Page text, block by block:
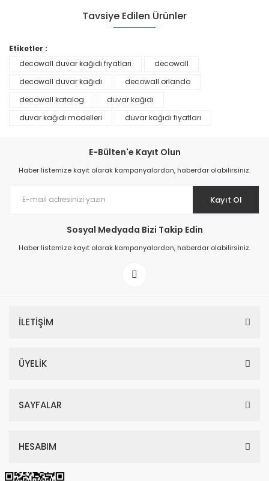
Tavsiye Edilen Ürünler
Prime ArtDECO Duvar Kağıdı Tutkalı 500 gr
199,00 TL
Etiketler :
decowall duvar kağıdı fiyatları
decowall
decowall duvar kağıdı
decowall orlando
decowall katalog
duvar kağıdı
duvar kağıdı modelleri
duvar kağıdı fiyatları
E-Bülten'e Kayıt Olun
Haber listemize kayıt olarak kampanyalardan, haberdar olabilirsiniz.
Kayıt Ol
Sosyal Medyada Bizi Takip Edin
Haber listemize kayıt olarak kampanyalardan, haberdar olabilirsiniz.
İLETİŞİM
ÜYELİK
SAYFALAR
HESABIM